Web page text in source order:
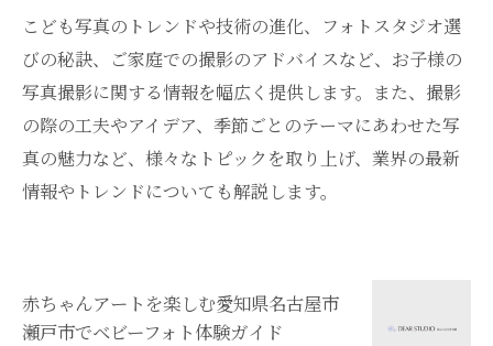
こども写真のトレンドや技術の進化、フォトスタジオ選
びの秘訣、ご家庭での撮影のアドバイスなど、お子様の
写真撮影に関する情報を幅広く提供します。また、撮影
の際の工夫やアイデア、季節ごとのテーマにあわせた写
真の魅力など、様々なトピックを取り上げ、業界の最新
情報やトレンドについても解説します。
赤ちゃんアートを楽しむ愛知県名古屋市
瀬戸市でベビーフォト体験ガイド